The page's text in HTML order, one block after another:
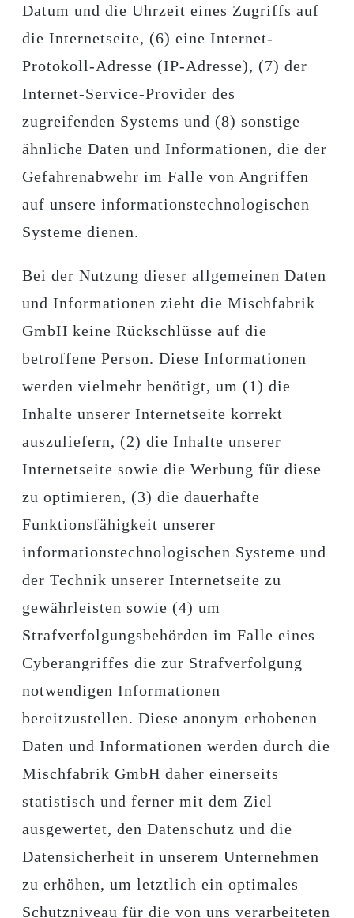
Datum und die Uhrzeit eines Zugriffs auf
die Internetseite, (6) eine Internet-
Protokoll-Adresse (IP-Adresse), (7) der
Internet-Service-Provider des
zugreifenden Systems und (8) sonstige
ähnliche Daten und Informationen, die der
Gefahrenabwehr im Falle von Angriffen
auf unsere informationstechnologischen
Systeme dienen.
Bei der Nutzung dieser allgemeinen Daten
und Informationen zieht die Mischfabrik
GmbH keine Rückschlüsse auf die
betroffene Person. Diese Informationen
werden vielmehr benötigt, um (1) die
Inhalte unserer Internetseite korrekt
auszuliefern, (2) die Inhalte unserer
Internetseite sowie die Werbung für diese
zu optimieren, (3) die dauerhafte
Funktionsfähigkeit unserer
informationstechnologischen Systeme und
der Technik unserer Internetseite zu
gewährleisten sowie (4) um
Strafverfolgungsbehörden im Falle eines
Cyberangriffes die zur Strafverfolgung
notwendigen Informationen
bereitzustellen. Diese anonym erhobenen
Daten und Informationen werden durch die
Mischfabrik GmbH daher einerseits
statistisch und ferner mit dem Ziel
ausgewertet, den Datenschutz und die
Datensicherheit in unserem Unternehmen
zu erhöhen, um letztlich ein optimales
Schutzniveau für die von uns verarbeiteten